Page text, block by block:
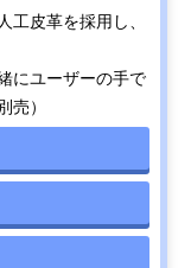
工皮革を採用し、
にユーザーの手で
売）